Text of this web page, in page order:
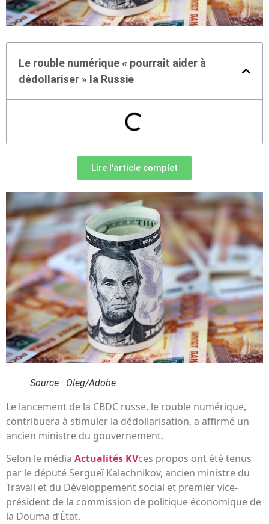
Le rouble numérique « pourrait aider à
dédollariser » la Russie
Lire l'article complet
Source : Oleg/Adobe
Le lancement de la CBDC russe, le rouble numérique,
contribuera à stimuler la dédollarisation, a affirmé un
ancien ministre du gouvernement.
Selon le média Actualités KVces propos ont été tenus
par le député Sergueï Kalachnikov, ancien ministre du
Travail et du Développement social et premier vice-
président de la commission de politique économique de
la Douma d’État.